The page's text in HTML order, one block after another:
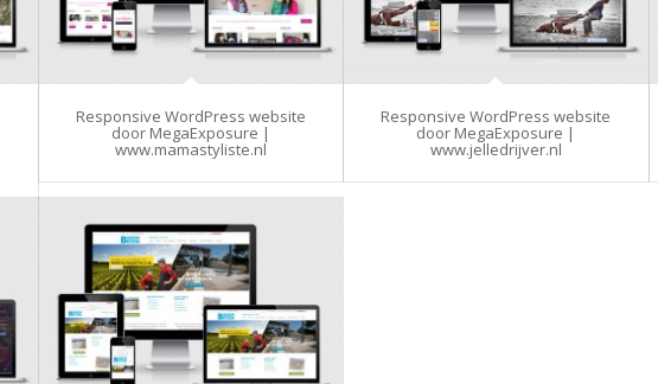
Responsive WordPress website
door MegaExposure |
www.mamastyliste.nl
Responsive WordPress website
door MegaExposure |
www.jelledrijver.nl